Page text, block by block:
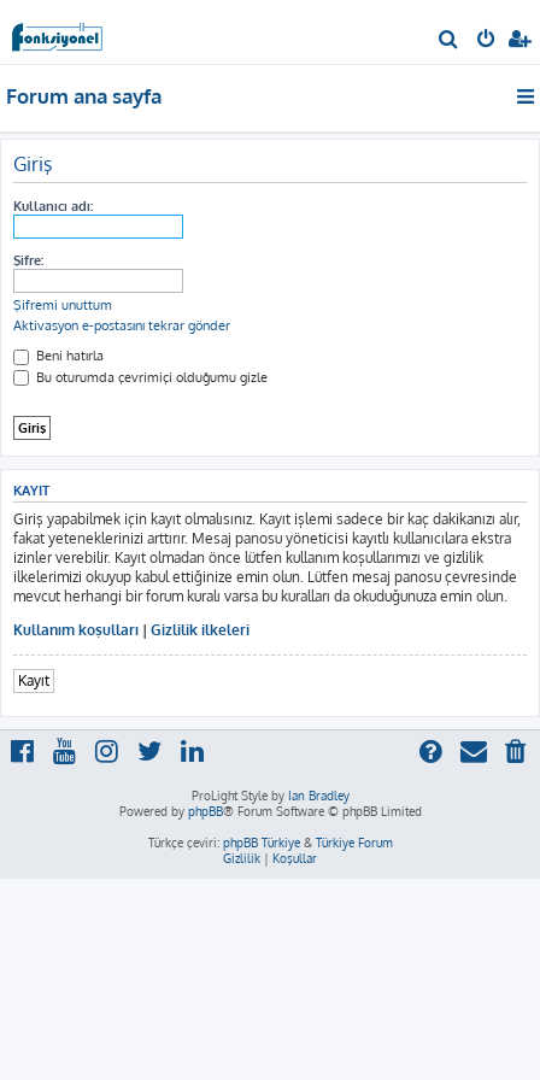
r
Forum ana sayfa
Giriş
Kullanıcı adı:
Şifre:
Şifremi unuttum
Aktivasyon e-postasını tekrar gönder
Beni hatırla
Bu oturumda çevrimiçi olduğumu gizle
KAYIT
Giriş yapabilmek için kayıt olmalısınız. Kayıt işlemi sadece bir kaç dakikanızı alır,
fakat yeteneklerinizi arttırır. Mesaj panosu yöneticisi kayıtlı kullanıcılara ekstra
izinler verebilir. Kayıt olmadan önce lütfen kullanım koşullarımızı ve gizlilik
ilkelerimizi okuyup kabul ettiğinize emin olun. Lütfen mesaj panosu çevresinde
mevcut herhangi bir forum kuralı varsa bu kuralları da okuduğunuza emin olun.
Kullanım koşulları | Gizlilik ilkeleri
Kayıt
ProLight Style by Ian Bradley
Powered by phpBB® Forum Software © phpBB Limited
Türkçe çeviri: phpBB Türkiye& Türkiye Forum
Gizlilik | Koşullar